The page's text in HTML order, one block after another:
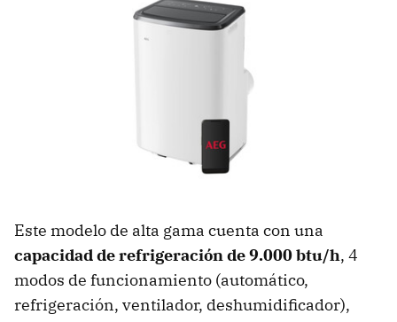
Este modelo de alta gama cuenta con una
capacidad de refrigeración de 9.000 btu/h, 4
modos de funcionamiento (automático,
refrigeración, ventilador, deshumidificador),